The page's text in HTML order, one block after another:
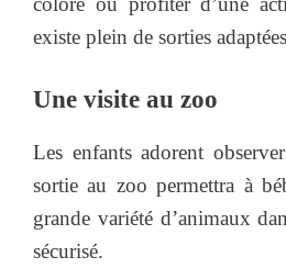
existe plein de sorties
Une visite au zoo
Les enfants adorent
sortie au zoo permettra à
grande variété d’animaux
sécurisé.